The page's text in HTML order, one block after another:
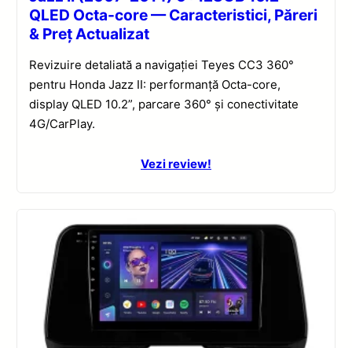
QLED Octa-core — Caracteristici, Păreri
& Preț Actualizat
Revizuire detaliată a navigației Teyes CC3 360°
pentru Honda Jazz II: performanță Octa-core,
display QLED 10.2”, parcare 360° și conectivitate
4G/CarPlay.
Vezi review!